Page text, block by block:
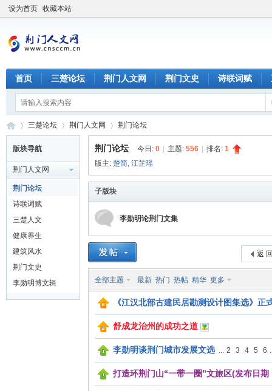
设为首页 收藏本站
首页 三楚论坛 荆门人文网 荆门文史 诗联词赋
荆
门
»
三楚论坛
›
荆门人文网
›
荆门论坛
版块导航
荆门人文网
荆门论坛
诗联词赋
三楚人文
健康养生
建筑风水
荆门文史
李勋明博文辑
荆门论坛 今日: 0 主题: 556 排名: 1
版主: 楚简, 江芷瑶
子版块
李勋明论荆门文集
返
全部主题 最新 热门 热帖 精华 更多
《江汉北部古建民居勘测设计图集选》正
舒成龙治州的成功之道
李勋明谈荆门城市发展文选 ... 2 3 4 5 6
打造环荆门山“一带一圈”文旅区(发布日